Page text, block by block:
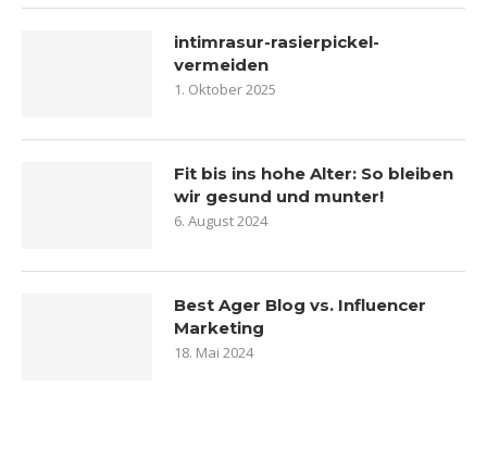
intimrasur-rasierpickel-
vermeiden
1. Oktober 2025
Fit bis ins hohe Alter: So bleiben
wir gesund und munter!
6. August 2024
Best Ager Blog vs. Influencer
Marketing
18. Mai 2024